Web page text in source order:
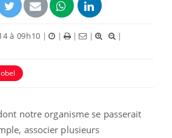
à 09h10 | | | |
|
notre organisme se passerait
associer plusieurs